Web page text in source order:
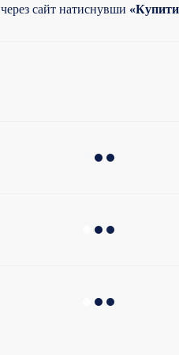
через сайт натиснувши «Купити